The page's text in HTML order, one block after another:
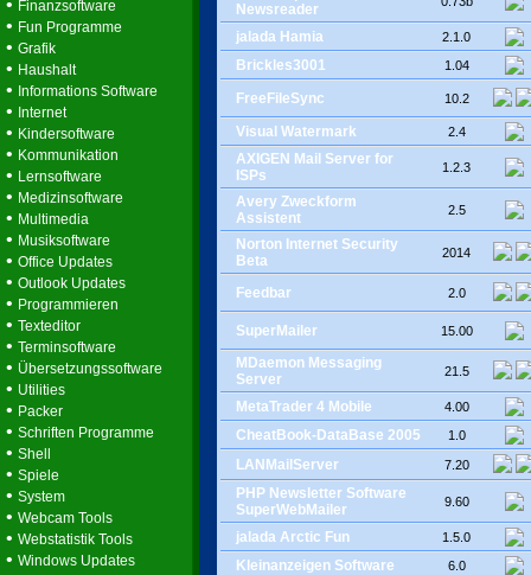
• Finanzsoftware
• Fun Programme
• Grafik
• Haushalt
• Informations Software
• Internet
• Kindersoftware
• Kommunikation
• Lernsoftware
• Medizinsoftware
• Multimedia
• Musiksoftware
• Office Updates
• Outlook Updates
• Programmieren
• Texteditor
• Terminsoftware
• Übersetzungssoftware
• Utilities
• Packer
• Schriften Programme
• Shell
• Spiele
• System
• Webcam Tools
• Webstatistik Tools
• Windows Updates
Newsreader
jalada Hamia 2.1.0
Brickles3001 1.04
FreeFileSync 10.2
Visual Watermark 2.4
AXIGEN Mail Server for
ISPs
1.2.3
Avery Zweckform
Assistent
2.5
Norton Internet Security
Beta
2014
Feedbar 2.0
SuperMailer 15.00
MDaemon Messaging
Server
21.5
MetaTrader 4 Mobile 4.00
CheatBook-DataBase 2005 1.0
LANMailServer 7.20
PHP Newsletter Software
SuperWebMailer
9.60
jalada Arctic Fun 1.5.0
Kleinanzeigen Software 6.0